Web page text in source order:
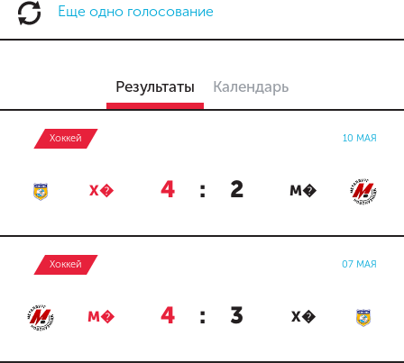
Еще одно голосование
Результаты Календарь
Хоккей 10 МАЯ
Х� 4 : 2 М�
Хоккей 07 МАЯ
М� 4 : 3 Х�